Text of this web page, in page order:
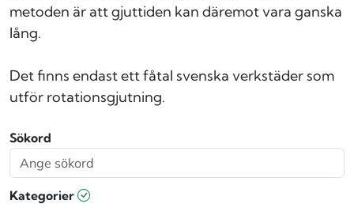
metoden är att gjuttiden kan däremot vara ganska
lång.
Det finns endast ett fåtal svenska verkstäder som
utför rotationsgjutning.
Sökord
Kategorier